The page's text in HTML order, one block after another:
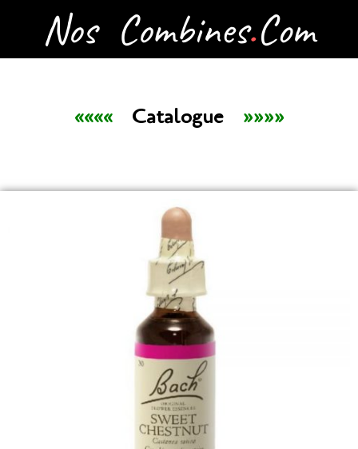
«««« Catalogue »»»»